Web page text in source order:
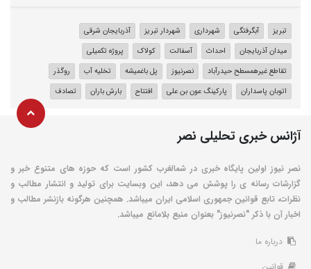
تبریز آبگرفتگی شهرداری شهردار تبریز
آذربایجان شرقی
میدان آذربایجان
احداث آسفالت کولاک
پروژه تکمیلی
تقاطع غیرهمسطح حیدرآباد
نصرنیوز پل باغمیشه تخلیه آب
روگذر
اتوبان پاسداران
پارکینگ عون بن علی افتتاح بارش باران تصادف
آژانس خبری تحلیلی نصر
نصر نیوز اولین پایگاه خبری در شمالغرب کشور است که حوزه های متنوع خبر و
گزارشات رسانه ی را پوشش می دهد، این وبسایت برای تولید و انتشار مطالب و
نظرات، تابع قوانین جمهوری اسلامی ایران میباشد. همچنین هرگونه بازنشر مطالب و
اخبار آن با ذکر "نصرنیوز" بعنوان منبع بلامانع میباشد.
درباره ما